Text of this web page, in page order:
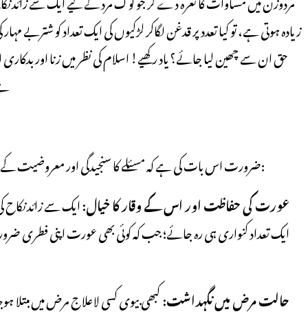
زیادہ ہوتی ہے، تو کیا تعدد پر قدغن لگاکر لڑکیوں کی ایک تعداد کو
حق ان سے چھین لیا جائے؟ یاد رکھیے! اسلام کی نظر میں زنا اور
ضرورت اس بات کی ہے کہ مسئلے کا سنجیدگی اور معروضیت کے ساتھ جائزہ لیا جائے۔ گہرائی کے ساتھ غور وفکر کے نتیجے میں واضح طورپر تعدد ازواج کی حکمتیں اور اسباب سمجھ میں آجاتے ہیں، جن میں سے چند یہ ہیں:
عورت کی حفاظت اور اس کے وقار کا خیال:ایک سے زائد نکاح
ایک تعداد کنواری ہی رہ جائے؛ جب کہ کوئی بھی عورت اپنی فطری
حالت مرض میں نگہداشت:کبھی بیوی کسی لاعلاج مرض میں